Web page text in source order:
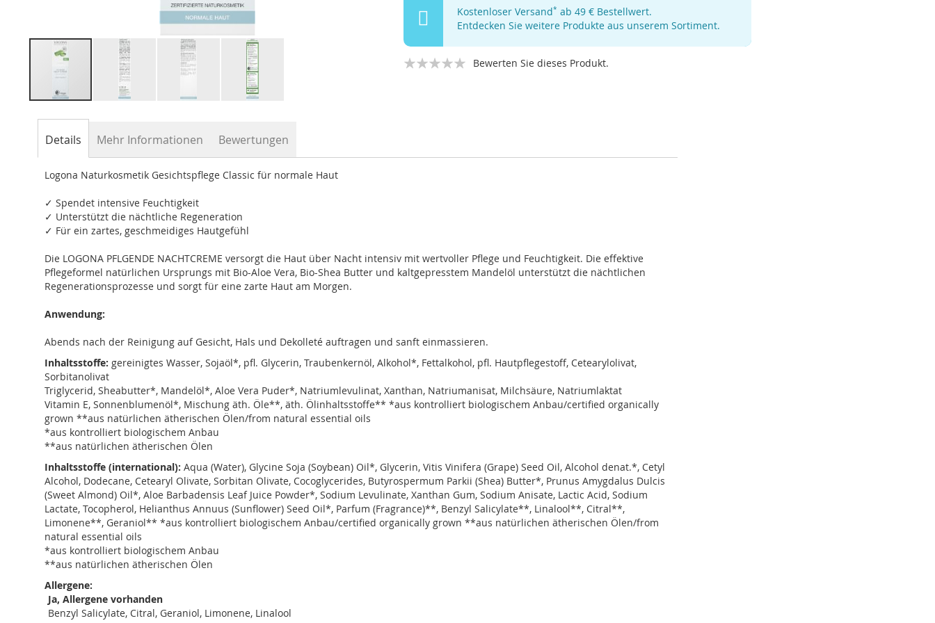
Anfang
Kostenloser Versand* ab 49 € Bestellwert.
Entdecken Sie weitere Produkte aus unserem Sortiment.
Bewerten Sie dieses Produkt.
Details
Logona Naturkosmetik Gesichtspflege Classic für normale Haut
✓ Spendet intensive Feuchtigkeit
✓ Unterstützt die nächtliche Regeneration
✓ Für ein zartes, geschmeidiges Hautgefühl
Die LOGONA PFLGENDE NACHTCREME versorgt die Haut über Nacht intensiv mit wertvoller Pflege und Feuchtigkeit. Die effektive
Pflegeformel natürlichen Ursprungs mit Bio-Aloe Vera, Bio-Shea Butter und kaltgepresstem Mandelöl unterstützt die nächtlichen
Regenerationsprozesse und sorgt für eine zarte Haut am Morgen.
Anwendung:
Abends nach der Reinigung auf Gesicht, Hals und Dekolleté auftragen und sanft einmassieren.
Inhaltsstoffe: gereinigtes Wasser, Sojaöl*, pfl. Glycerin, Traubenkernöl, Alkohol*, Fettalkohol, pfl. Hautpflegestoff, Cetearylolivat,
Sorbitanolivat
Triglycerid, Sheabutter*, Mandelöl*, Aloe Vera Puder*, Natriumlevulinat, Xanthan, Natriumanisat, Milchsäure, Natriumlaktat
Vitamin E, Sonnenblumenöl*, Mischung äth. Öle**, äth. Ölinhaltsstoffe** *aus kontrolliert biologischem Anbau/certified organically
grown **aus natürlichen ätherischen Ölen/from natural essential oils
*aus kontrolliert biologischem Anbau
**aus natürlichen ätherischen Ölen
Inhaltsstoffe (international): Aqua (Water), Glycine Soja (Soybean) Oil*, Glycerin, Vitis Vinifera (Grape) Seed Oil, Alcohol denat.*, Cetyl
Alcohol, Dodecane, Cetearyl Olivate, Sorbitan Olivate, Cocoglycerides, Butyrospermum Parkii (Shea) Butter*, Prunus Amygdalus Dulcis
(Sweet Almond) Oil*, Aloe Barbadensis Leaf Juice Powder*, Sodium Levulinate, Xanthan Gum, Sodium Anisate, Lactic Acid, Sodium
Lactate, Tocopherol, Helianthus Annuus (Sunflower) Seed Oil*, Parfum (Fragrance)**, Benzyl Salicylate**, Linalool**, Citral**,
Limonene**, Geraniol** *aus kontrolliert biologischem Anbau/certified organically grown **aus natürlichen ätherischen Ölen/from
natural essential oils
*aus kontrolliert biologischem Anbau
**aus natürlichen ätherischen Ölen
Allergene:
Ja, Allergene vorhanden
Benzyl Salicylate, Citral, Geraniol, Limonene, Linalool
Mehr Informationen Bewertungen